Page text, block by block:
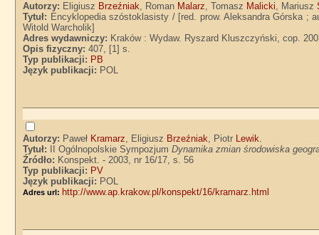
Autorzy: Eligiusz Brzeźniak, Roman Malarz, Tomasz Malicki, Mariusz
Tytuł: Encyklopedia szóstoklasisty / [red. prow. Aleksandra Górska
Witold Warcholik]
Adres wydawniczy: Kraków : Wydaw. Ryszard Kluszczyński, cop.
Opis fizyczny:407, [1] s.
Typ publikacji: PB
Język publikacji: POL
Autorzy: Paweł Kramarz, Eligiusz Brzeźniak, Piotr Lewik.
Tytuł:
II Ogólnopolskie SympozjumDynamika zmian środowiska
Źródło: Konspekt. - 2003, nr 16/17, s. 56
Typ publikacji: PV
Język publikacji: POL
Adres url: http://www.ap.krakow.pl/konspekt/16/kramarz.html